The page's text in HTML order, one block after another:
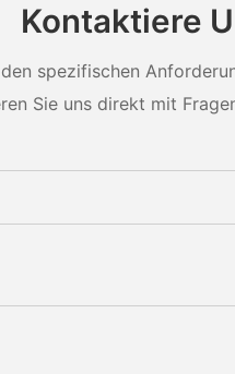
Kontaktiere
spezifischen
Sie uns direkt mit